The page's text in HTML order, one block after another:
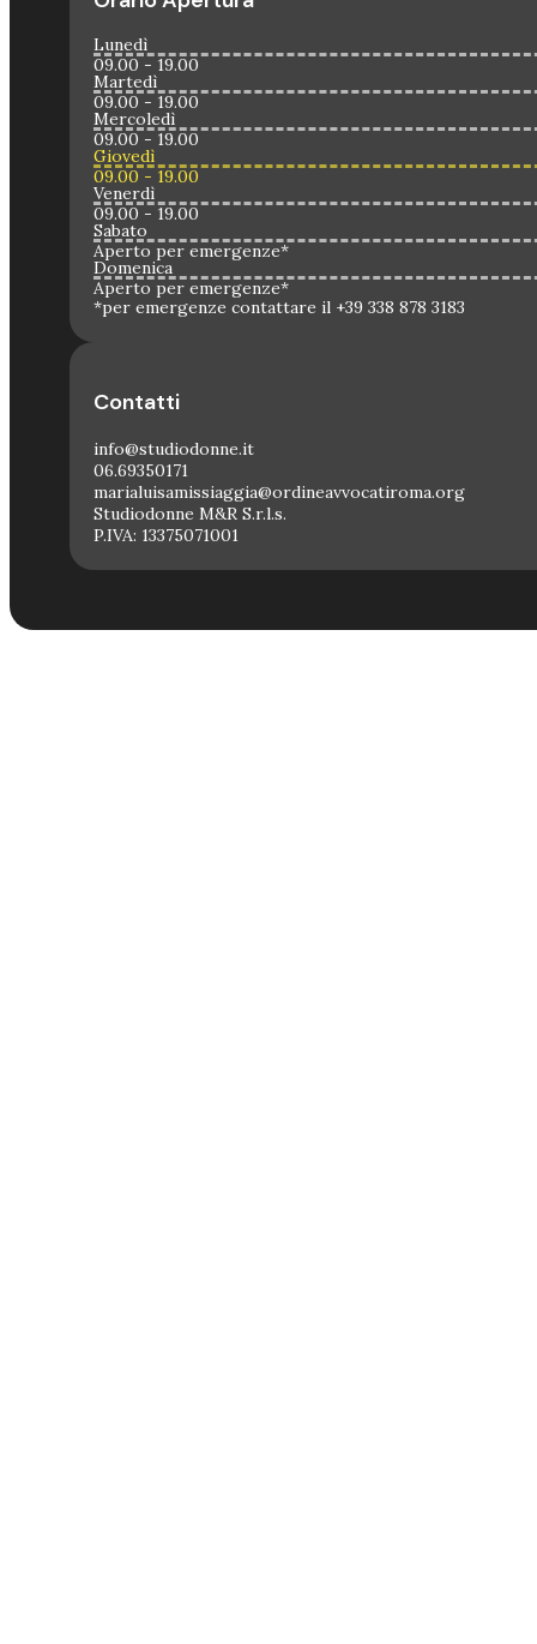
Lunedì
09.00 - 19.00
Martedì
09.00 - 19.00
Mercoledì
09.00 - 19.00
Giovedì
09.00 - 19.00
Venerdì
09.00 - 19.00
Sabato
Aperto per emergenze*
Domenica
Aperto per emergenze*
*per emergenze contattare il +39 338 878 3183
Contatti
info@studiodonne.it
06.69350171
marialuisamissiaggia@ordineavvocatiroma.org
Studiodonne M&R S.r.l.s.
P.IVA: 13375071001